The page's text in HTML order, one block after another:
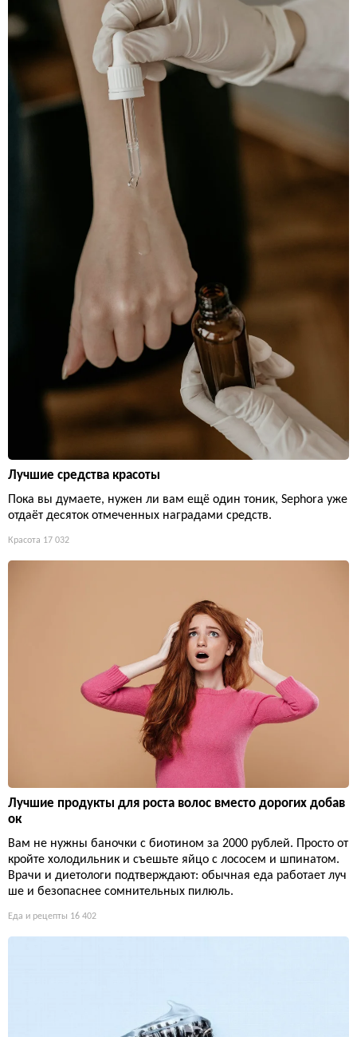
Лучшие средства красоты
Пока вы думаете, нужен ли вам ещё один тоник, Sephora уже
отдаёт десяток отмеченных наградами средств.
Красота 17 032
Лучшие продукты для роста волос вместо дорогих добав
ок
Вам не нужны баночки с биотином за 2000 рублей. Просто от
кройте холодильник и съешьте яйцо с лососем и шпинатом.
Врачи и диетологи подтверждают: обычная еда работает луч
ше и безопаснее сомнительных пилюль.
Еда и рецепты 16 402